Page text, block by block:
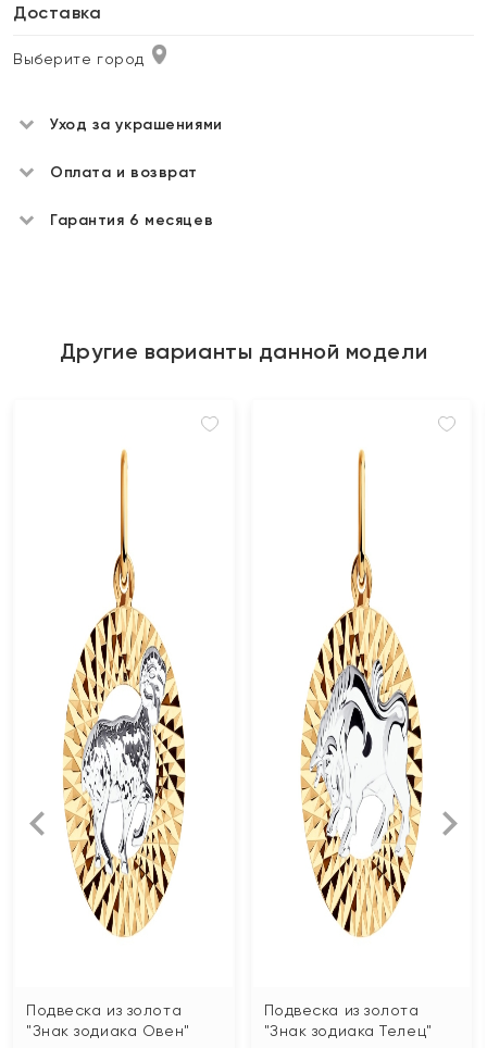
Доставка
Выберите город
Уход за украшениями
Оплата и возврат
Гарантия 6 месяцев
Другие варианты данной модели
Подвеска из золота
"Знак зодиака Овен"
Подвеска из золота
"Знак зодиака Телец"